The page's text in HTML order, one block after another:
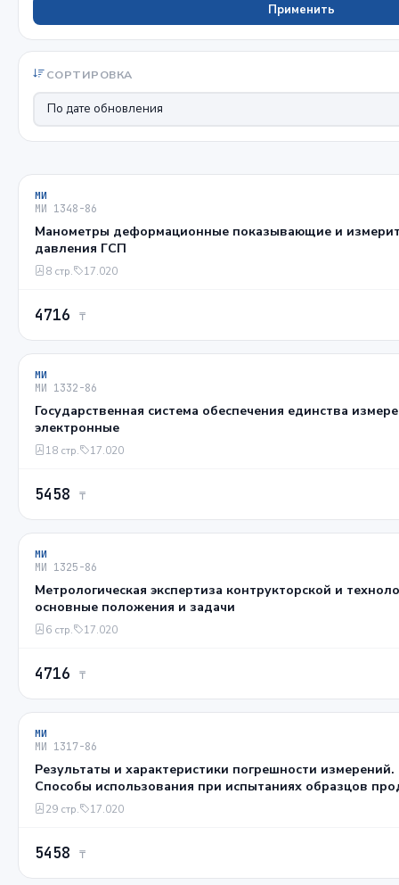
Применить
СОРТИРОВКА
МИ
МИ 1348-86
Манометры деформационные показывающие и
давления ГСП
8 стр. 17.020
4716 ₸
МИ
МИ 1332-86
Государственная система обеспечения единства
электронные
18 стр. 17.020
5458 ₸
МИ
МИ 1325-86
Метрологическая экспертиза контрукторской и
основные положения и задачи
6 стр. 17.020
4716 ₸
МИ
МИ 1317-86
Результаты и характеристики погрешности измерений. Формы представления.
Способы использования при испытаниях образцов
параметров.
29 стр. 17.020
5458 ₸